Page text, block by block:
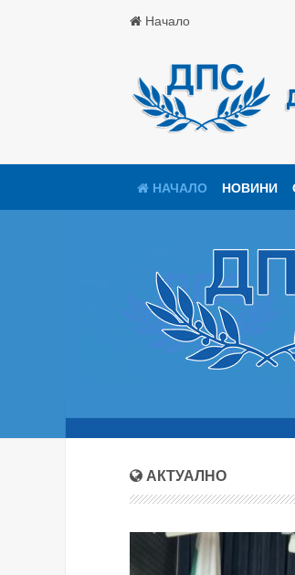
Начало
НАЧАЛО НОВИНИ
АКТУАЛНО